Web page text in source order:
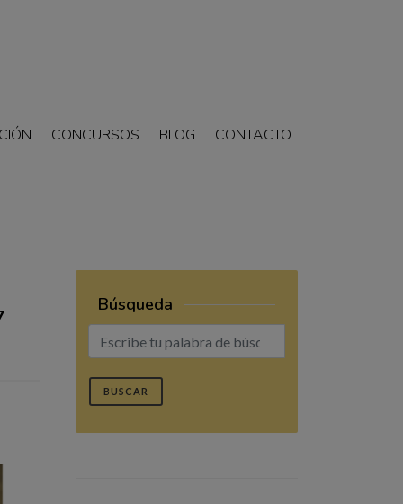
CONCURSOS BLOG CONTACTO
Búsqueda
BUSCAR